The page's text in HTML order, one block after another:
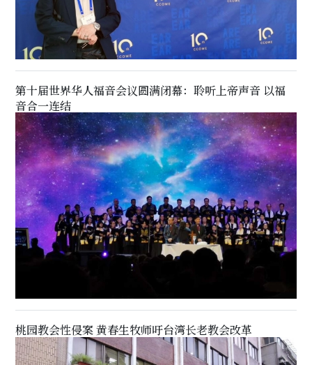
第十届世界华人福音会议圆满闭幕：聆听上帝声音 以福
音合一连结
桃园教会性侵案 黄春生牧师吁台湾长老教会改革